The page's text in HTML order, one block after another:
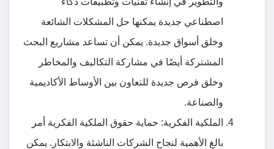
اصطناعي جديدة يمكنها حل المشكلات الشائعة
وخلق أسواق جديدة. يمكن أن تساعد مشاريع البحث
المشتركة أيضًا في مشاركة التكاليف والمخاطر
وخلق فرص جديدة للتعاون بين الأوساط الأكاديمية
والصناعة.
الملكية الفكرية: حماية حقوق الملكية الفكرية أمر
بالغ الأهمية لنجاح الشركات الناشئة والابتكار. يمكن